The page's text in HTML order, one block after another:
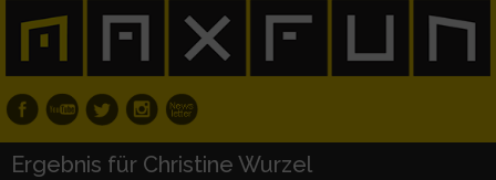
Ergebnis für Christine Wurzel